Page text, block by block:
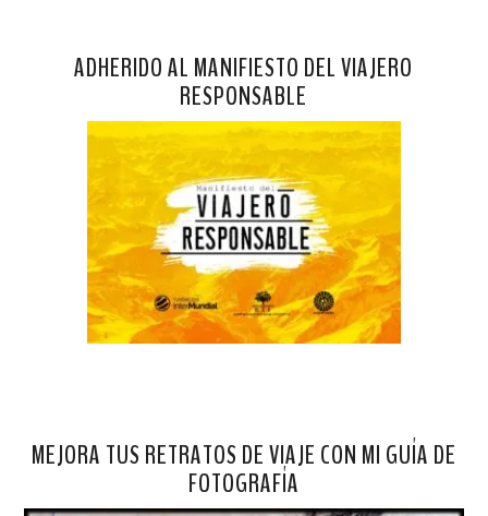
ADHERIDO AL MANIFIESTO DEL VIAJERO
RESPONSABLE
MEJORA TUS RETRATOS DE VIAJE CON MI GUÍA DE
FOTOGRAFÍA